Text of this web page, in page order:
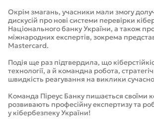
Окрім змагань, учасники мали змогу
дискусій про нові системи перевірки
Національного банку України, а також
міжнародних експертів, зокрема
Mastercard.
Подія ще раз підтвердила, що
технології, а й командна робота,
швидкість реагування на виклики
Команда Піреус Банку пишається своїми
розвивають професійну експертизу та
у кібербезпеку України!